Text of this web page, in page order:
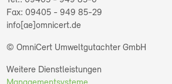
09405 - 949 85-29
info[ae]omnicert.de
© OmniCert Umweltgutachter GmbH
Weitere Dienstleistungen